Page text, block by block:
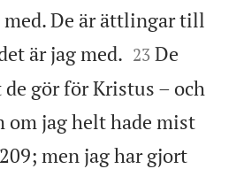
med. De är ättlingar till
är jag med. 

23 De
gör för Kristus – och
om jag helt hade mist
men jag har gjort